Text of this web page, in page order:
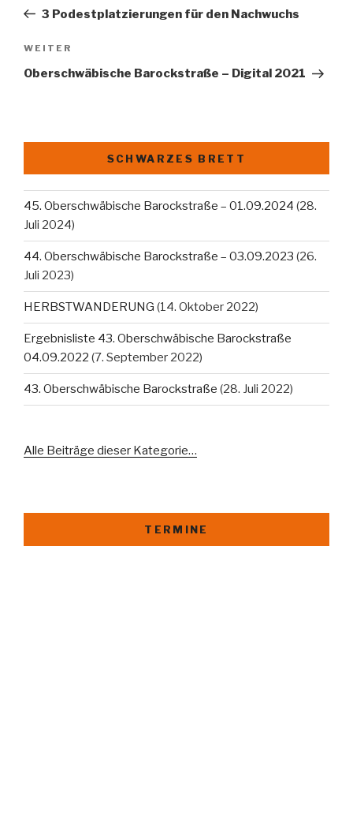
Beitrag
3 Podestplatzierungen für den Nachwuchs
Nächster
Beitrag
WEITER
Oberschwäbische Barockstraße – Digital 2021
SCHWARZES BRETT
45. Oberschwäbische Barockstraße – 01.09.2024 (28.
Juli 2024)
44. Oberschwäbische Barockstraße – 03.09.2023 (26.
Juli 2023)
HERBSTWANDERUNG (14. Oktober 2022)
Ergebnisliste 43. Oberschwäbische Barockstraße
04.09.2022 (7. September 2022)
43. Oberschwäbische Barockstraße (28. Juli 2022)
Alle Beiträge dieser Kategorie…
TERMINE